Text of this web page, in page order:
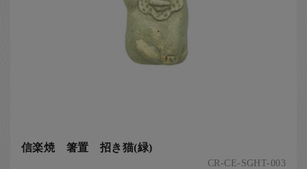
信楽焼 箸置 招き猫(緑)
CR-CE-SGHT-003